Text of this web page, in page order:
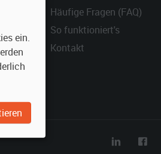
Häufige Fragen (FAQ)
So funktioniert's
Kontakt
ein.